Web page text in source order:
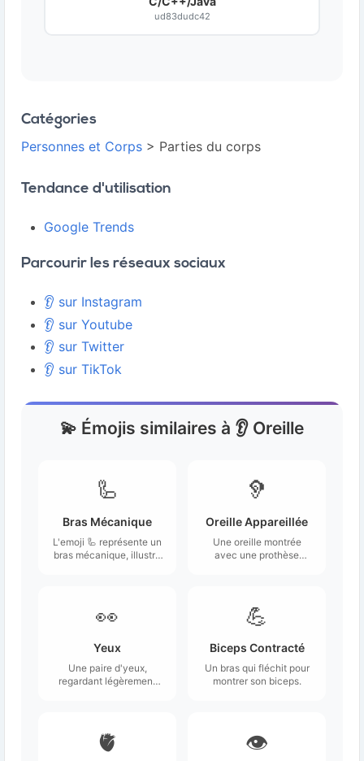
ud83dudc42
Catégories
Personnes et Corps > Parties du corps
Tendance d'utilisation
Google Trends
Parcourir les réseaux sociaux
👂 sur Instagram
👂 sur Youtube
👂 sur Twitter
👂 sur TikTok
💫 Émojis similaires à 👂 Oreille
🦾
Bras Mécanique
L'emoji 🦾 représente un
bras mécanique, illustré
métallique.
🦻
Oreille Appareillée
Une oreille montrée
avec une prothèse
👀
Yeux
Une paire d'yeux,
regardant légèrement
💪
Biceps Contracté
Un bras qui fléchit pour
montrer son biceps.
🫀 👁️